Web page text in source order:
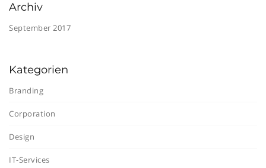
Archiv
September 2017
Kategorien
Branding
Corporation
Design
IT-Services